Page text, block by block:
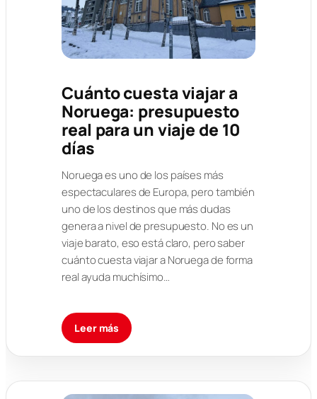
Cuánto cuesta viajar a
Noruega: presupuesto
real para un viaje de 10
días
Noruega es uno de los países más
espectaculares de Europa, pero también
uno de los destinos que más dudas
genera a nivel de presupuesto. No es un
viaje barato, eso está claro, pero saber
cuánto cuesta viajar a Noruega de forma
real ayuda muchísimo…
Leer más